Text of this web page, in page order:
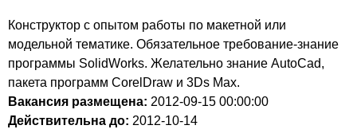
Конструктор с опытом работы по макетной или
модельной тематике. Обязательное требование-знание
программы SolidWorks. Желательно знание AutoCad,
пакета программ CorelDraw и 3Ds Max.
Вакансия размещена: 2012-09-15 00:00:00
Действительна до: 2012-10-14